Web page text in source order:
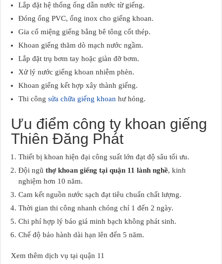
Lắp đặt hệ thống ống dẫn nước từ giếng.
Đóng ống PVC, ống inox cho giếng khoan.
Gia cố miệng giếng bằng bê tông cốt thép.
Khoan giếng thăm dò mạch nước ngầm.
Lắp đặt trụ bơm tay hoặc giàn đỡ bơm.
Xử lý nước giếng khoan nhiễm phèn.
Khoan giếng kết hợp xây thành giếng.
Thi côngsửa chữa giếng khoan hư hỏng.
Ưu điểm công ty khoan giếng
Thiên Đăng Phát
Thiết bị khoan hiện đại công suất lớn đạt độ sâu tối ưu.
Đội ngũthợ khoan giếng tại quận 11 lành nghề, kinh
nghiệm hơn 10 năm.
Cam kết nguồn nước sạch đạt tiêu chuẩn chất lượng.
Thời gian thi công nhanh chóng chỉ 1 đến 2 ngày.
Chi phí hợp lý báo giá minh bạch không phát sinh.
Chế độ bảo hành dài hạn lên đến 5 năm.
Xem thêm dịch vụ tại quận 11